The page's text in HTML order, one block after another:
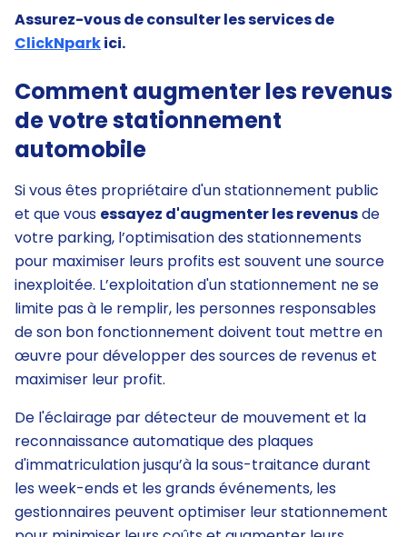
Assurez-vous de consulter les services de
ClickNparkici.
Comment augmenter les revenus
de votre stationnement
automobile
Si vous êtes propriétaire d'un stationnement public
et que vous essayez d'augmenter les revenusde
votre parking, l’optimisation des stationnements
pour maximiser leurs profits est souvent une source
inexploitée. L’exploitation d'un stationnement ne se
limite pas à le remplir, les personnes responsables
de son bon fonctionnement doivent tout mettre en
œuvre pour développer des sources de revenus et
maximiser leur profit.
De l'éclairage par détecteur de mouvement et la
reconnaissance automatique des plaques
d'immatriculation jusqu’à la sous-traitance durant
les week-ends et les grands événements, les
gestionnaires peuvent optimiser leur stationnement